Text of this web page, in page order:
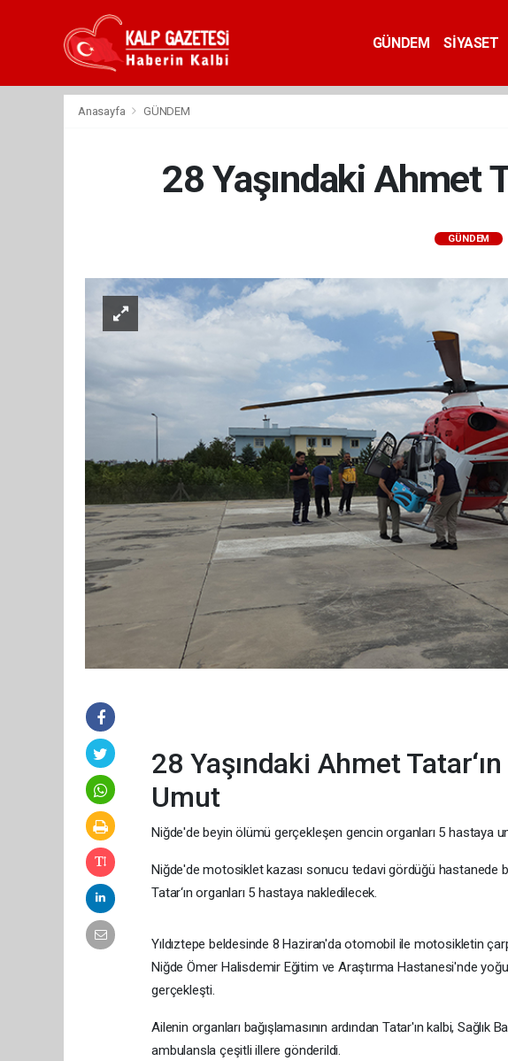
GÜNDEM SİYASET
Anasayfa GÜNDEM
28 Yaşındaki Ahmet
GÜNDEM
28 Yaşındaki Ahmet
Umut
Niğde'de beyin ölümü gerçekleşen gencin organları 5 hastaya
Niğde'de motosiklet kazası sonucu tedavi gördüğü hastanede
Tatar‘ın organları 5 hastaya nakledilecek.
Yıldıztepe beldesinde 8 Haziran'da otomobil ile motosikletin
Niğde Ömer Halisdemir Eğitim ve Araştırma Hastanesi'nde
gerçekleşti.
Ailenin organları bağışlamasının ardından Tatar'ın kalbi, Sağlık
ambulansla çeşitli illere gönderildi.